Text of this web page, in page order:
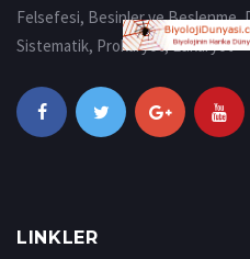
Felsefesi, Besinler ve Beslenme,
Sistematik, Prokaryot, Eukaryot
LINKLER